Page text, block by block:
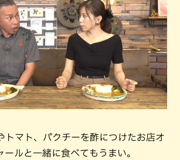
トマト、パクチーを酢につけたお店オ
ールと一緒に食べてもうまい。